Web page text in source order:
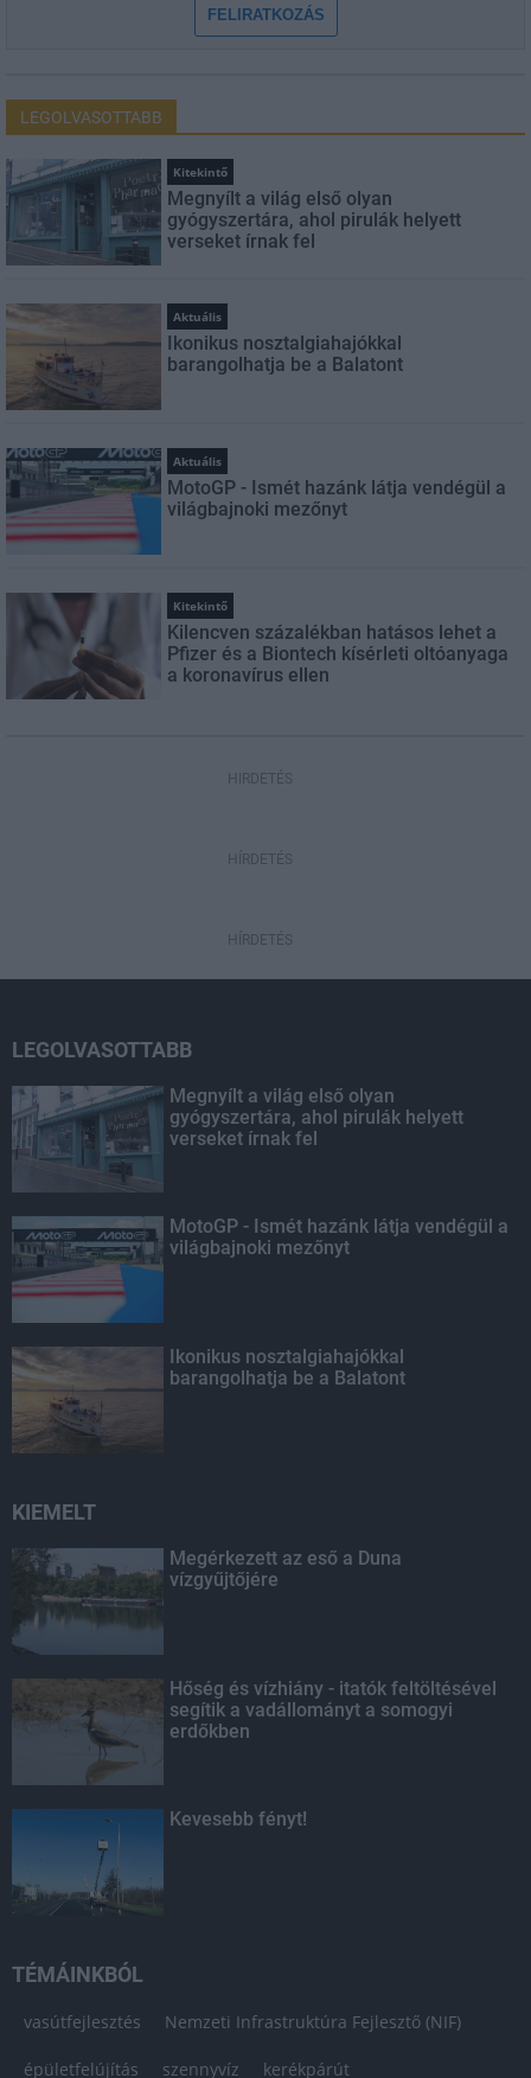
FELIRATKOZÁS
LEGOLVASOTTABB
Kitekintő
Megnyílt a világ első olyan
gyógyszertára, ahol pirulák helyett
verseket írnak fel
Aktuális
Ikonikus nosztalgiahajókkal
barangolhatja be a Balatont
Aktuális
MotoGP - Ismét hazánk látja vendégül a
világbajnoki mezőnyt
Kitekintő
Kilencven százalékban hatásos lehet a
Pfizer és a Biontech kísérleti oltóanyaga
a koronavírus ellen
HIRDETÉS
HÍRDETÉS
HÍRDETÉS
LEGOLVASOTTABB
Megnyílt a világ első olyan
gyógyszertára, ahol pirulák helyett
verseket írnak fel
MotoGP - Ismét hazánk látja vendégül a
világbajnoki mezőnyt
Ikonikus nosztalgiahajókkal
barangolhatja be a Balatont
KIEMELT
Megérkezett az eső a Duna
vízgyűjtőjére
Hőség és vízhiány - itatók feltöltésével
segítik a vadállományt a somogyi
erdőkben
Kevesebb fényt!
TÉMÁINKBÓL
vasútfejlesztés Nemzeti Infrastruktúra Fejlesztő (NIF)
épületfelújítás szennyvíz kerékpárút